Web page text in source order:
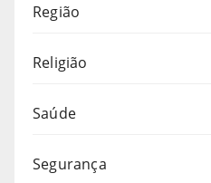
Região
Religião
Saúde
Segurança